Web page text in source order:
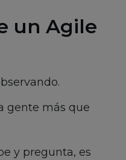
un Agile
gente más que
y pregunta, es